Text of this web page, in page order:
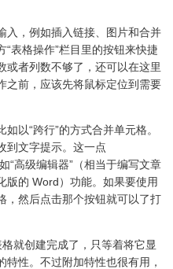
入，例如插入链接、图片和合并
表格操作”栏目里的按钮来快捷
或者列数不够了，还可以在这里
之前，应该先将鼠标定位到需要
以“跨行”的方式合并单元格。
到文字提示。这一点
“高级编辑器”（相当于编写文章
版的 Word）功能。如果要使用
，然后点击那个按钮就可以了打
就创建完成了，只等着将它显
性。不过附加特性也很有用，